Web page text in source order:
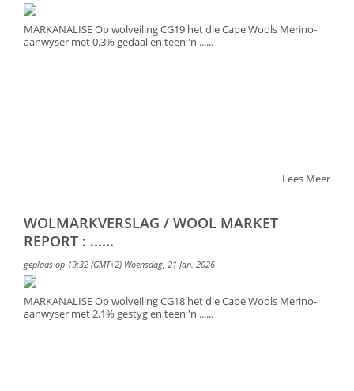
MARKANALISE Op wolveiling CG19 het die Cape Wools Merino-
aanwyser met 0.3% gedaal en teen 'n ......
Lees Meer
WOLMARKVERSLAG / WOOL MARKET
REPORT : ......
geplaas op 19:32 (GMT+2) Woensdag, 21 Jan. 2026
MARKANALISE Op wolveiling CG18 het die Cape Wools Merino-
aanwyser met 2.1% gestyg en teen 'n ......